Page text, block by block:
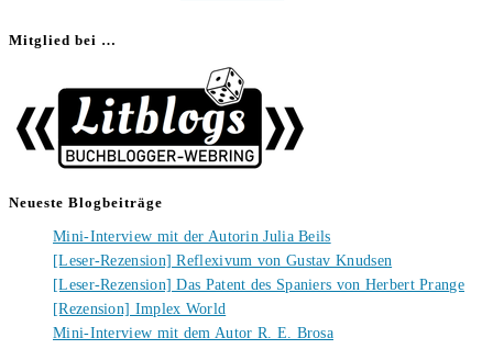
Mitglied bei …
Neueste Blogbeiträge
Mini-Interview mit der Autorin Julia Beils
[Leser-Rezension] Reflexivum von Gustav Knudsen
[Leser-Rezension] Das Patent des Spaniers von Herbert Prange
[Rezension] Implex World
Mini-Interview mit dem Autor R. E. Brosa